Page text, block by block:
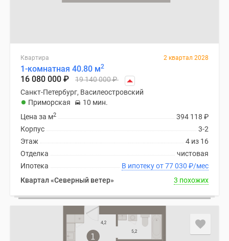
Квартира 2 квартал 2028
1-комнатная 40.80 м2
16 080 000 ₽ 19 140 000₽
Санкт-Петербург, Василеостровский
Приморская
10 мин.
394 118 ₽
Цена за м2
3-2
Корпус
4 из 16
Этаж
чистовая
Отделка
В ипотеку от 77 030 ₽/мес
Ипотека
Квартал «Северный ветер»
3 похожих